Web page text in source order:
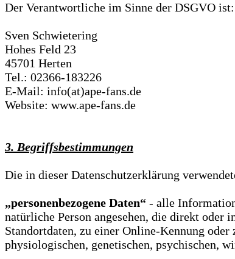
Der Verantwortliche im Sinne der DSGVO ist:
Sven Schwietering
Hohes Feld 23
45701 Herten
Tel.: 02366-183226
E-Mail: info(at)ape-fans.de
Website: www.ape-fans.de
3. Begriffsbestimmungen
Die in dieser Datenschutzerklärung
„personenbezogene Daten“ - alle
natürliche Person angesehen, die direkt oder
Standortdaten, zu einer Online-Kennung
physiologischen, genetischen, psychischen,